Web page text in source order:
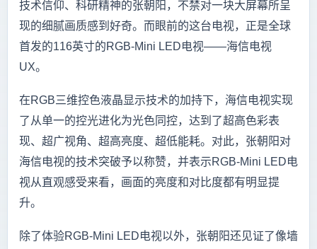
技术信仰、科研精神的张朝阳，不禁对一块大屏幕所呈
现的细腻画质感到好奇。而眼前的这台电视，正是全球
首发的116英寸的RGB-Mini LED电视——海信电视
UX。
在RGB三维控色液晶显示技术的加持下，海信电视实现
了从单一的控光进化为光色同控，达到了超高色彩表
现、超广视角、超高亮度、超低能耗。对此，张朝阳对
海信电视的技术突破予以称赞，并表示RGB-Mini LED电
视从直观感受来看，画面的亮度和对比度都有明显提
升。
除了体验RGB-Mini LED电视以外，张朝阳还见证了像墙